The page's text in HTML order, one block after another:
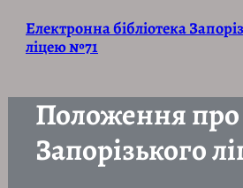
Електронна бібліотека
ліцею №71
Положення
Запорізького